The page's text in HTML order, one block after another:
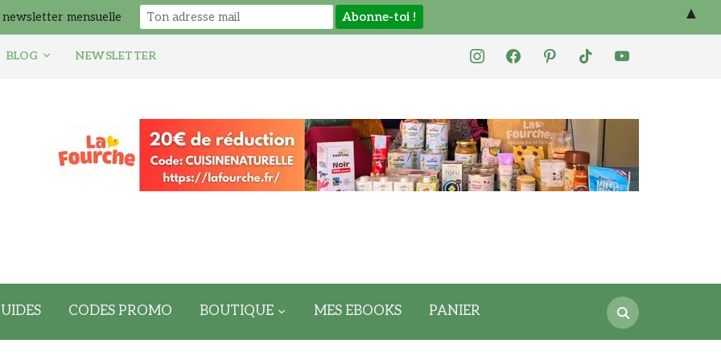
instagramfacebookpinteresttiktok youtube
BLOG NEWSLETTER
Search
for:
CODES PROMO BOUTIQUE MES EBOOKS PANIER
newsletter mensuelle ▲